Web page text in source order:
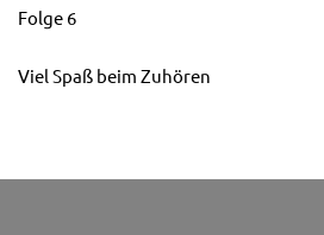
Folge 6
Viel Spaß beim Zuhören